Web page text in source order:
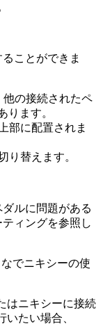
ことができま
他の接続されたペ
ります。
部に配置されま
り替えます。
ルに問題がある
ィングを参照し
でニキシーの使
はニキシーに接続
いたい場合、